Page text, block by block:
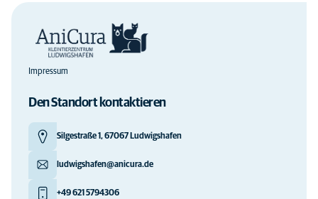
Impressum
Den Standort kontaktieren
Silgestraße 1, 67067 Ludwigshafen
ludwigshafen@anicura.de
+49 621 5794306